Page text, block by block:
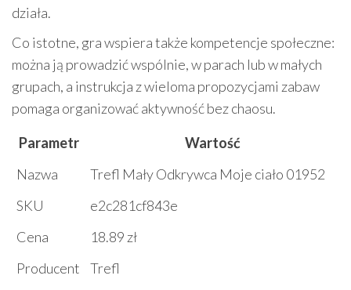
działa.
Co istotne, gra wspiera także kompetencje społeczne:
można ją prowadzić wspólnie, w parach lub w małych
grupach, a instrukcja z wieloma propozycjami zabaw
pomaga organizować aktywność bez chaosu.
Parametr
Wartość
Nazwa
Trefl Mały Odkrywca Moje ciało 01952
SKU
e2c281cf843e
Cena
18.89 zł
Producent
Trefl